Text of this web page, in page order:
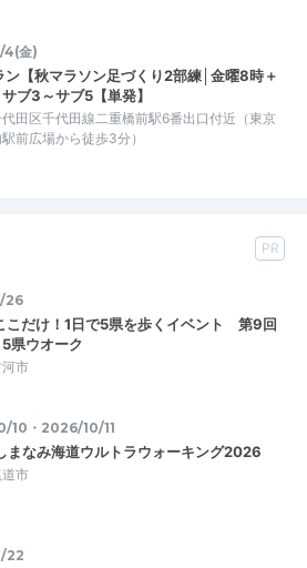
金)
【秋マラソン足づくり2部練│金曜8時＋
ブ3～サブ5【単発】
田区千代田線二重橋前駅6番出口付近（東京
前広場から徒歩3分）
PR
26
こだけ！1日で5県を歩くイベント 第9回
県ウオーク
市
10・2026/10/11
まなみ海道ウルトラウォーキング2026
市
22